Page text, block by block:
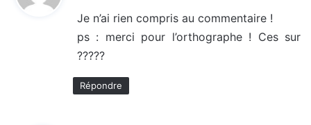
Je n’ai rien compris au commentaire !
ps : merci pour l’orthographe ! Ces sur
?????
Répondre